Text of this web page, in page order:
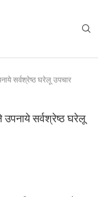
सर्वश्रेष्ठ घरेलू उपचार
उपनाये सर्वश्रेष्ठ घरेलू